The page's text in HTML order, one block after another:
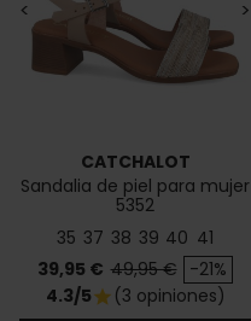
< >
CATCHALOT
Sandalia de piel para mujer
5352
35 37 38 39 40 41
Precio
39,95 € Precio base
49,95 € -21%
4.3/5star (3 opiniones)